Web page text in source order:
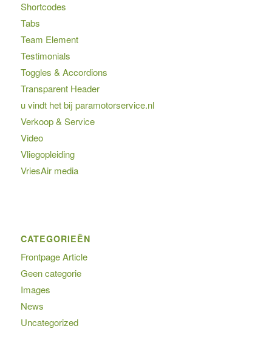
Shortcodes
Tabs
Team Element
Testimonials
Toggles & Accordions
Transparent Header
u vindt het bij paramotorservice.nl
Verkoop & Service
Video
Vliegopleiding
VriesAir media
CATEGORIEËN
Frontpage Article
Geen categorie
Images
News
Uncategorized